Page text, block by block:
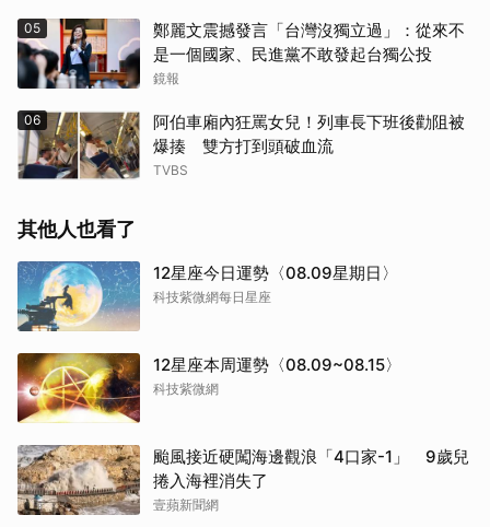
05
鄭麗文震撼發言「台灣沒獨立過」：從來不
是一個國家、民進黨不敢發起台獨公投
鏡報
06
阿伯車廂內狂罵女兒！列車長下班後勸阻被
爆揍 雙方打到頭破血流
TVBS
其他人也看了
12星座今日運勢〈08.09星期日〉
科技紫微網每日星座
12星座本周運勢〈08.09~08.15〉
科技紫微網
颱風接近硬闖海邊觀浪「4口家-1」 9歲兒
捲入海裡消失了
壹蘋新聞網